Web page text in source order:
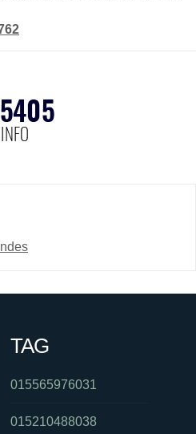
TAG
015565976031
015210488038